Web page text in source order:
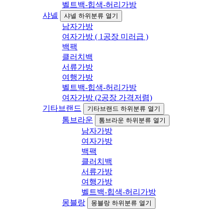
벨트백-힙색-허리가방
샤넬
샤넬 하위분류 열기
남자가방
여자가방 ( 1공장 미러급 )
백팩
클러치백
서류가방
여행가방
벨트백-힙색-허리가방
여자가방 (2공장 가격저렴)
기타브랜드
기타브랜드 하위분류 열기
톰브라운 톰브라운 하위분류 열기
남자가방
여자가방
백팩
클러치백
서류가방
여행가방
벨트백-힙색-허리가방
몽블랑
몽블랑 하위분류 열기